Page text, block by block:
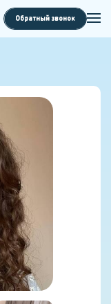
Обратный звонок